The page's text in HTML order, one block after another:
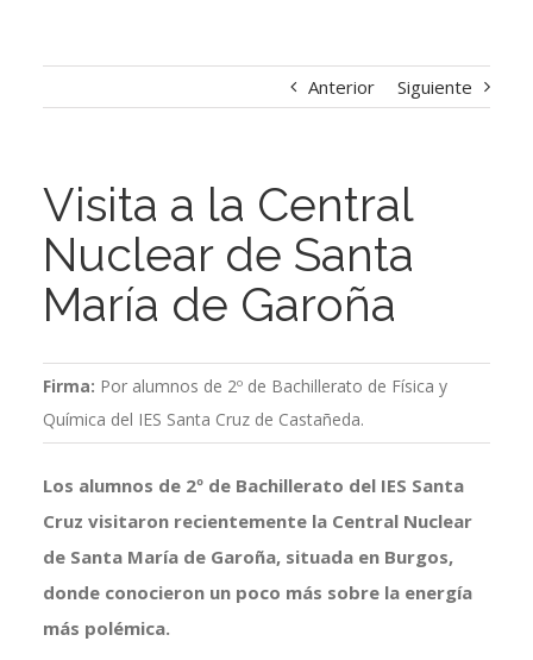
Anterior Siguiente
Visita a la Central
Nuclear de Santa
María de Garoña
Firma: Por alumnos de 2º de Bachillerato de Física y
Química del IES Santa Cruz de Castañeda.
Los alumnos de 2º de Bachillerato del IES Santa
Cruz visitaron recientemente la Central Nuclear
de Santa María de Garoña, situada en Burgos,
donde conocieron un poco más sobre la energía
más polémica.